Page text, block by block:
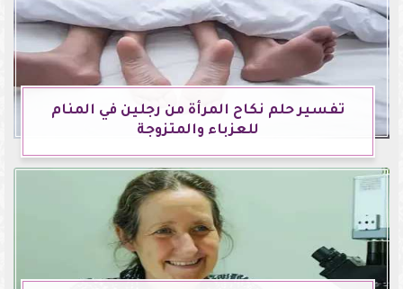
تفسير حلم نكاح المرأة من رجلين في المنام
للعزباء والمتزوجة